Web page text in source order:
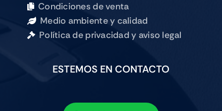
Condiciones de venta
Medio ambiente y calidad
Política de privacidad y aviso legal
ESTEMOS EN CONTACTO